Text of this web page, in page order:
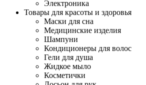
Электроника
Товары для красоты и здоровья
Маски для сна
Медицинские изделия
Шампуни
Кондиционеры для волос
Гели для душа
Жидкое мыло
Косметички